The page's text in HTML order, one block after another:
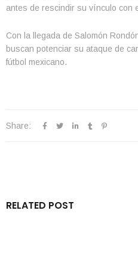
antes de rescindir su vínculo con
Con la llegada de Salomón
buscan potenciar su ataque de
fútbol mexicano.
Share:
RELATED POST